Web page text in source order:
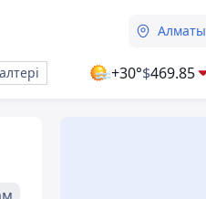
Алматы
+30°$469.85